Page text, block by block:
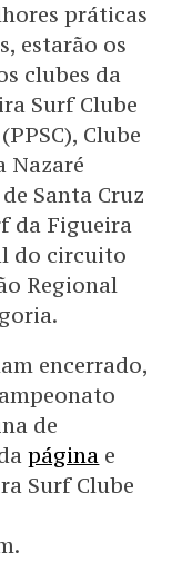
práticas
estarão os
clubes da
Surf Clube
Clube
Nazaré
Santa Cruz
da Figueira
do circuito
Regional
encerrado,
de
página e
Surf Clube